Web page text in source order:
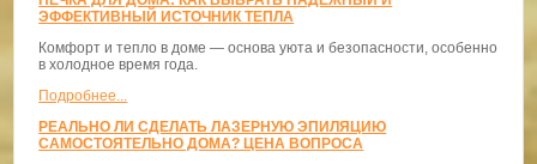
ЭФФЕКТИВНЫЙ ИСТОЧНИК ТЕПЛА
Комфорт и тепло в доме — основа уюта и безопасности, особенно
в холодное время года.
Подробнее...
РЕАЛЬНО ЛИ СДЕЛАТЬ ЛАЗЕРНУЮ ЭПИЛЯЦИЮ
САМОСТОЯТЕЛЬНО ДОМА? ЦЕНА ВОПРОСА